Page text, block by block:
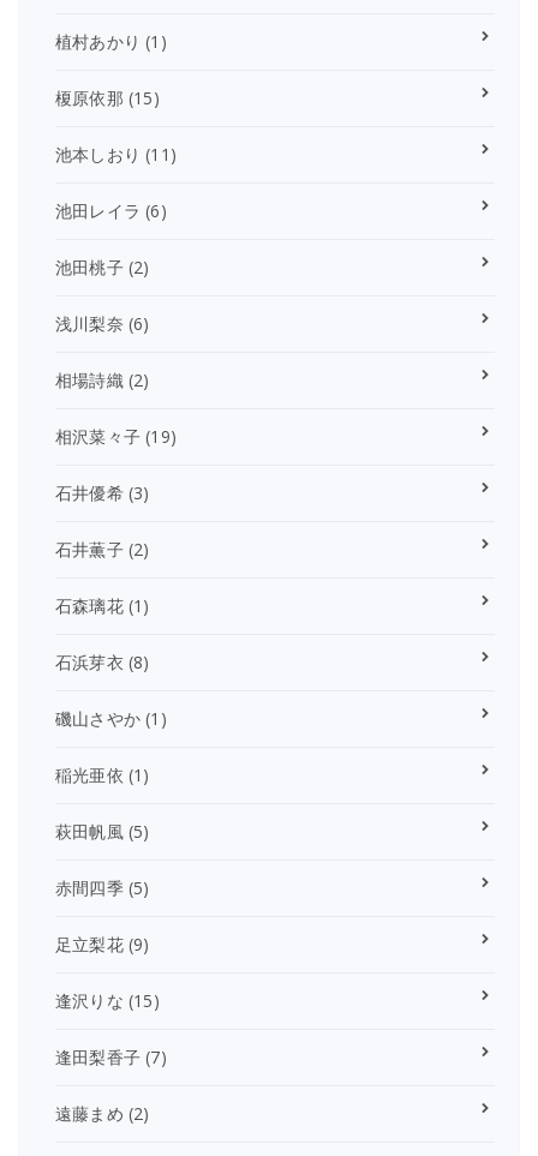
植村あかり (1)
榎原依那 (15)
池本しおり (11)
池田レイラ (6)
池田桃子(2)
浅川梨奈 (6)
相場詩織 (2)
相沢菜々子 (19)
石井優希(3)
石井薫子(2)
石森璃花(1)
石浜芽衣 (8)
磯山さやか (1)
稲光亜依 (1)
萩田帆風(5)
赤間四季(5)
足立梨花(9)
逢沢りな (15)
逢田梨香子 (7)
遠藤まめ (2)